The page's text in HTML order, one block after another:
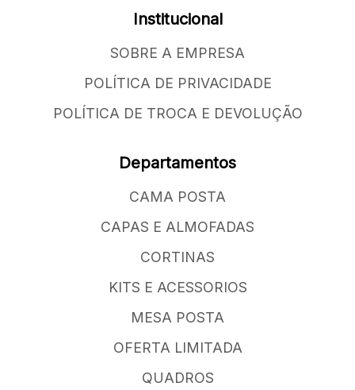
Institucional
SOBRE A EMPRESA
POLÍTICA DE PRIVACIDADE
POLÍTICA DE TROCA E DEVOLUÇÃO
Departamentos
CAMA POSTA
CAPAS E ALMOFADAS
CORTINAS
KITS E ACESSORIOS
MESA POSTA
OFERTA LIMITADA
QUADROS